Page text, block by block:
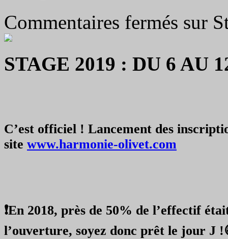
Commentaires fermés sur
STAGE 2019 : DU 6 AU
C’est officiel ! Lancement des
site www.harmonie-olivet.com
❗️En 2018, près de 50% de l’effectif
l’ouverture, soyez donc prêt le jour J !